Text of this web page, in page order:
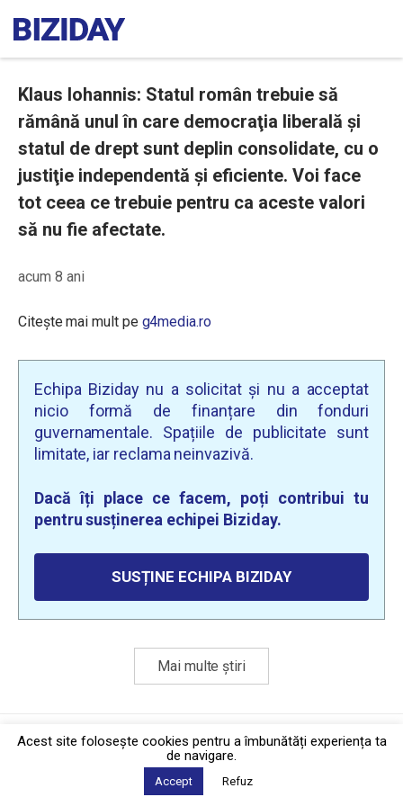
Klaus Iohannis: Statul român trebuie să
rămână unul în care democraţia liberală şi
statul de drept sunt deplin consolidate, cu o
justiţie independentă şi eficiente. Voi face
tot ceea ce trebuie pentru ca aceste valori
să nu fie afectate.
acum 8 ani
Citește mai mult pe g4media.ro
Echipa Biziday nu a solicitat și nu a acceptat
nicio formă de finanțare din fonduri
guvernamentale. Spațiile de publicitate sunt
limitate, iar reclama neinvazivă.
Dacă îți place ce facem, poți contribui tu
pentru susținerea echipei Biziday.
SUSȚINE ECHIPA BIZIDAY
Mai multe știri
Politica de confidențialitate·Contact
2026 © Biziday
Acest site foloseşte cookies pentru a îmbunătăți experiența ta
de navigare.
Accept Refuz